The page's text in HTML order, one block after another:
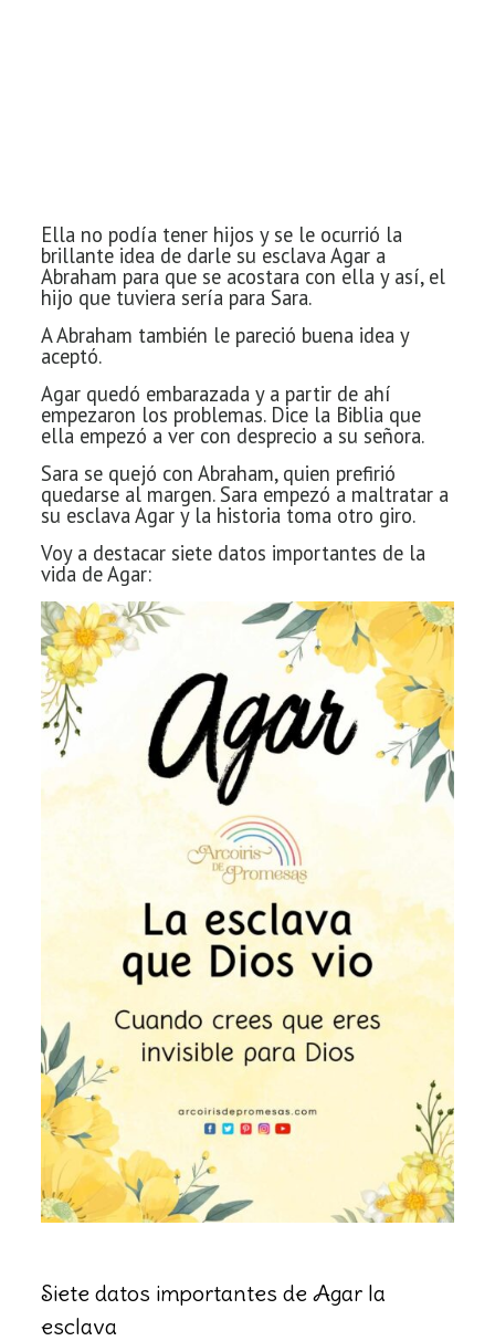
Ella no podía tener hijos y se le ocurrió la
brillante idea de darle su esclava Agar a
Abraham para que se acostara con ella y así, el
hijo que tuviera sería para Sara.
A Abraham también le pareció buena idea y
aceptó.
Agar quedó embarazada y a partir de ahí
empezaron los problemas. Dice la Biblia que
ella empezó a ver con desprecio a su señora.
Sara se quejó con Abraham, quien prefirió
quedarse al margen. Sara empezó a maltratar a
su esclava Agar y la historia toma otro giro.
Voy a destacar siete datos importantes de la
vida de Agar:
Siete datos importantes de Agar la
esclava